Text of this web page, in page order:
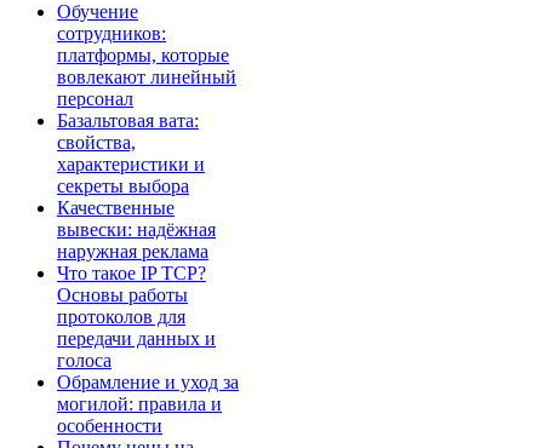
Обучение
сотрудников:
платформы, которые
вовлекают линейный
персонал
Базальтовая вата:
свойства,
характеристики и
секреты выбора
Качественные
вывески: надёжная
наружная реклама
Что такое IP TCP?
Основы работы
протоколов для
передачи данных и
голоса
Обрамление и уход за
могилой: правила и
особенности